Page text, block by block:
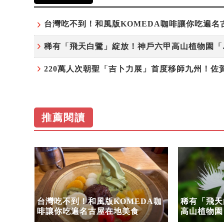
稀有
推薦閱讀
台灣吃不到！和風版KOMEDA咖
啡讓你吃遍名古屋在地美食
稀有「飛
高山植物